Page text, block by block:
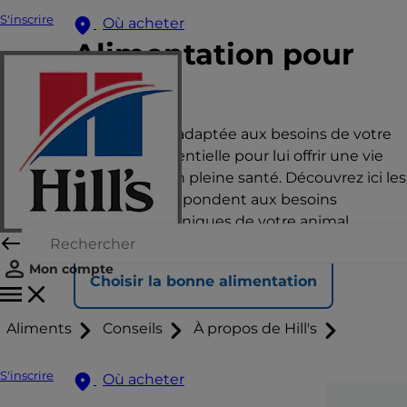
S'inscrire Où acheter
Mon compte
Aliments Conseils À propos de Hill's
S'inscrire Où acheter
Alimentation pour
chat
Une nutrition adaptée aux besoins de votre
animal est essentielle pour lui offrir une vie
heureuse et en pleine santé. Découvrez ici les
aliments qui répondent aux besoins
nutritionnels uniques de votre animal.
Choisir la bonne alimentation